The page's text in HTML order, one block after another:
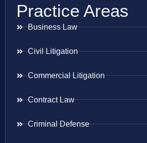
Practice Areas
Business Law
Civil Litigation
Commercial Litigation
Contract Law
Criminal Defense